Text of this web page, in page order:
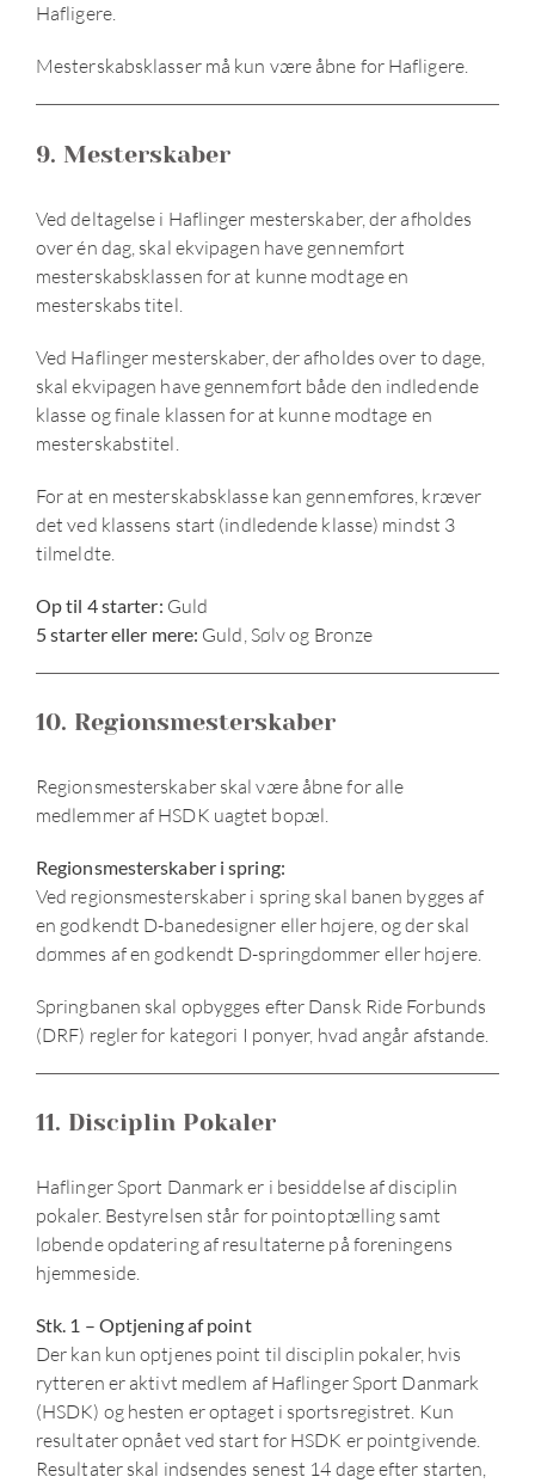
Hafligere.
Mesterskabsklasser må kun være åbne for Hafligere.
9. Mesterskaber
Ved deltagelse i Haflinger mesterskaber, der afholdes
over én dag, skal ekvipagen have gennemført
mesterskabsklassen for at kunne modtage en
mesterskabs titel.
Ved Haflinger mesterskaber, der afholdes over to dage,
skal ekvipagen have gennemført både den indledende
klasse og finale klassen for at kunne modtage en
mesterskabstitel.
For at en mesterskabsklasse kan gennemføres, kræver
det ved klassens start (indledende klasse) mindst 3
tilmeldte.
Op til 4 starter: Guld
5 starter eller mere: Guld, Sølv og Bronze
10. Regionsmesterskaber
Regionsmesterskaber skal være åbne for alle
medlemmer af HSDK uagtet bopæl.
Regionsmesterskaber i spring:
Ved regionsmesterskaber i spring skal banen bygges af
en godkendt D-banedesigner eller højere, og der skal
dømmes af en godkendt D-springdommer eller højere.
Springbanen skal opbygges efter Dansk Ride Forbunds
(DRF) regler for kategori I ponyer, hvad angår afstande.
11. Disciplin Pokaler
Haflinger Sport Danmark er i besiddelse af disciplin
pokaler. Bestyrelsen står for pointoptælling samt
løbende opdatering af resultaterne på foreningens
hjemmeside.
Stk. 1 – Optjening af point
Der kan kun optjenes point til disciplin pokaler, hvis
rytteren er aktivt medlem af Haflinger Sport Danmark
(HSDK) og hesten er optaget i sportsregistret. Kun
resultater opnået ved start for HSDK er pointgivende.
Resultater skal indsendes senest 14 dage efter starten,